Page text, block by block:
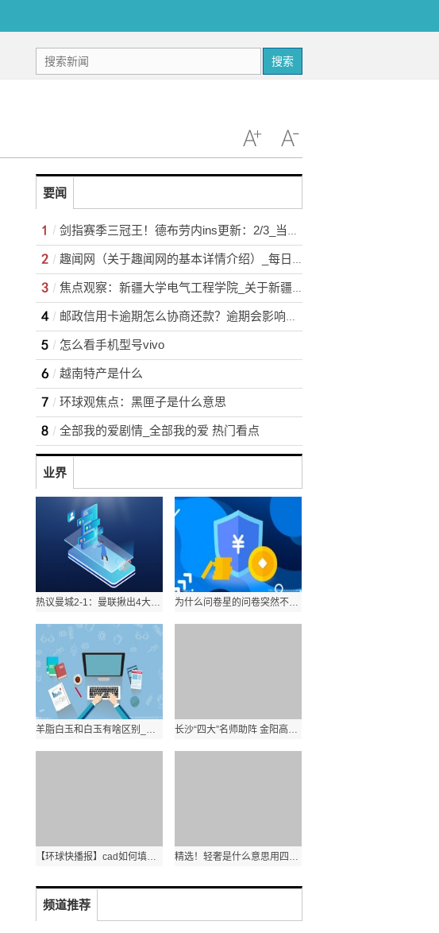
搜索
要闻
剑指赛季三冠王！德布劳内ins更新：2/3_当前热点
趣闻网（关于趣闻网的基本详情介绍）_每日精选
焦点观察：新疆大学电气工程学院_关于新疆大学电气工程学院简介
邮政信用卡逾期怎么协商还款？逾期会影响办理其他信用卡吗？-当前热文
怎么看手机型号vivo
越南特产是什么
环球观焦点：黑匣子是什么意思
全部我的爱剧情_全部我的爱 热门看点
业界
热议曼城2-1：曼联揪出4大罪人！瓜帅3冠王稳了，欧冠国米输几球|世界今亮点 为什么问卷星的问卷突然不能填写了 问卷星问题中为什么不能加图片 天天热文
羊脂白玉和白玉有啥区别_羊脂白玉和白玉的区别_环球快资讯 长沙“四大”名师助阵 金阳高级中学金秋开学-天天热讯
【环球快播报】cad如何填充渐变颜色（cad如何填充简介介绍） 精选！轻奢是什么意思用四个字表达（轻奢是什么意思）
频道推荐